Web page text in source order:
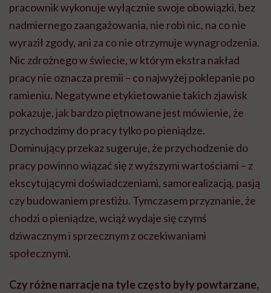
pracownik wykonuje wyłącznie swoje obowiązki, bez
nadmiernego zaangażowania, nie robi nic, na co nie
wyraził zgody, ani za co nie otrzymuje wynagrodzenia.
Nic zdrożnego w świecie, w którym ekstra nakład
pracy nie oznacza premii – co najwyżej poklepanie po
ramieniu. Negatywne etykietowanie takich zjawisk
pokazuje, jak bardzo piętnowane jest mówienie, że
przychodzimy do pracy tylko po pieniądze.
Dominujący przekaz sugeruje, że przychodzenie do
pracy powinno wiązać się z wyższymi wartościami – z
ekscytującymi doświadczeniami, samorealizacją, pasją
czy budowaniem prestiżu. Tymczasem przyznanie, że
chodzi o pieniądze, wciąż wydaje się czymś
dziwacznym i sprzecznym z oczekiwaniami
społecznymi.
Czy różne narracje na tyle często były powtarzane,